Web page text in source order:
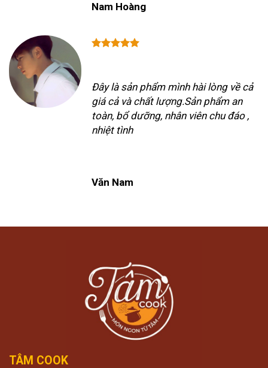
Nam Hoàng
Đây là sản phẩm mình hài lòng về cả
giá cả và chất lượng.Sản phẩm an
toàn, bổ dưỡng, nhân viên chu đáo ,
nhiệt tình
Văn Nam
TÂM COOK